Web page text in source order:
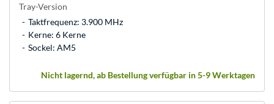
Tray-Version
Taktfrequenz: 3.900 MHz
Kerne: 6 Kerne
Sockel: AM5
Nicht lagernd, ab Bestellung verfügbar in 5-9 Werktagen